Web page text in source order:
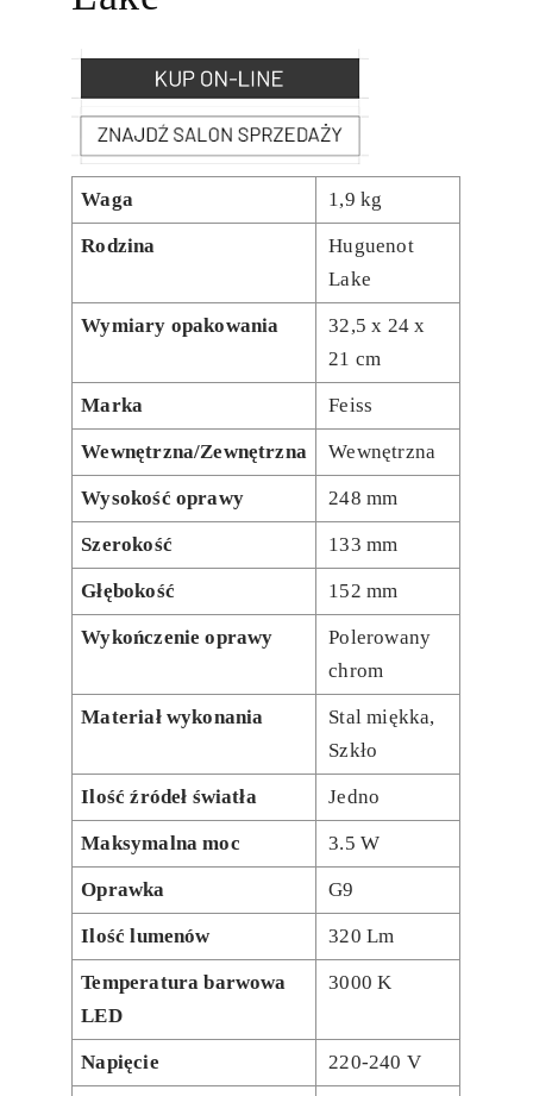
Waga 1,9 kg
Rodzina
Huguenot
Lake
Wymiary opakowania
32,5 x 24 x
21 cm
Marka Feiss
Wewnętrzna/Zewnętrzna Wewnętrzna
Wysokość oprawy 248 mm
Szerokość 133 mm
Głębokość 152 mm
Wykończenie oprawy
Polerowany
chrom
Materiał wykonania
Stal miękka,
Szkło
Ilość źródeł światła Jedno
Maksymalna moc 3.5 W
Oprawka G9
Ilość lumenów 320 Lm
Temperatura barwowa
LED
3000 K
Napięcie 220-240 V